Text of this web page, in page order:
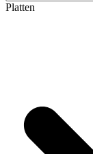
Platten